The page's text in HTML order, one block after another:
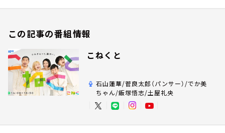
この記事の番組情報
こねくと
石山蓮華/菅良太郎（パンサー）/でか美
ちゃん/飯塚悟志/土屋礼央